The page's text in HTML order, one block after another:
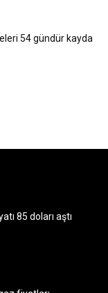
54 gündür kayda
85 doları aştı